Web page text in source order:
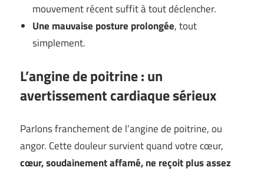
mouvement récent suffit à tout déclencher.
Une mauvaise posture prolongée, tout
simplement.
L’angine de poitrine : un
avertissement cardiaque sérieux
Parlons franchement de l’angine de poitrine, ou
angor. Cette douleur survient quand votre cœur,
cœur, soudainement affamé, ne reçoit plus assez